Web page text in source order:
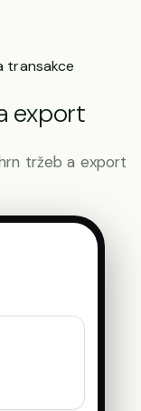
transakce
export
tržeb a export